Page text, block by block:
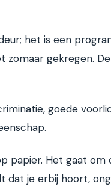
het is een
gekregen.
goede
papier. Het gaat om
dat je erbij hoort,